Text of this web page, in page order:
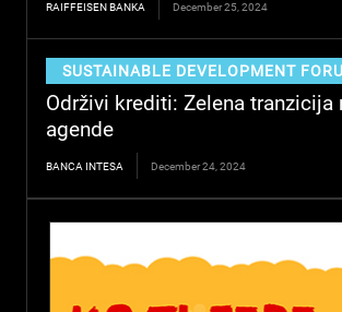
RAIFFEISEN BANKA December 25, 2024
SUSTAINABLE DEVELOPMENT
Održivi krediti: Zelena tranzicija
agende
BANCA INTESA December 24, 2024